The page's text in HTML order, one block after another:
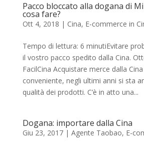
Pacco bloccato alla dogana di
cosa fare?
Ott 4, 2018 | Cina, E-commerce in
Tempo di lettura: 6 minutiEvitare
il vostro pacco spedito dalla Cina.
FacilCina Acquistare merce dalla
conveniente, negli ultimi anni si sta
qualità dei prodotti. C’è in atto una...
Dogana: importare dalla Cina
Giu 23, 2017| Agente Taobao, E-